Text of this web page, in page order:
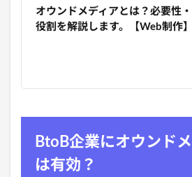
オウンドメディアとは？必要性・
役割を解説します。【Web制作】
BtoB企業にオウンド
は有効？